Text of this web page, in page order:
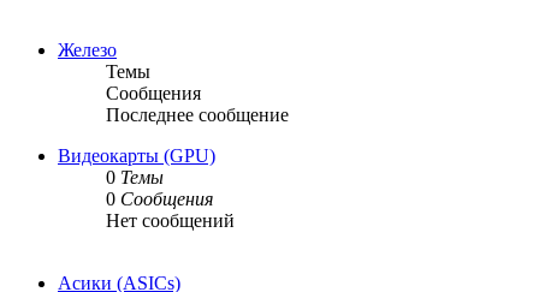
Железо
Темы
Сообщения
Последнее сообщение
Видеокарты (GPU)
0 Темы
0 Сообщения
Нет сообщений
Асики (ASICs)